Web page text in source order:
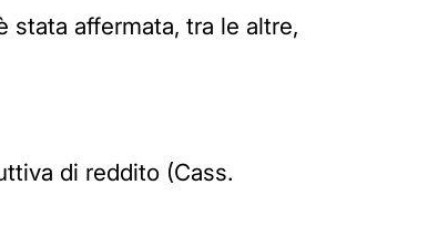
affermata, tra le altre,
di reddito (Cass.